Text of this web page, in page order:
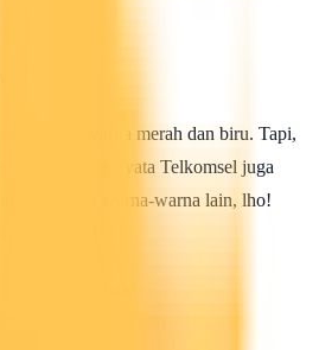
Warna
itu kan warna merah dan biru. Tapi,
kalau ternyata Telkomsel juga
dengan warna-warna lain, lho!
terus ya!
di Indonesia